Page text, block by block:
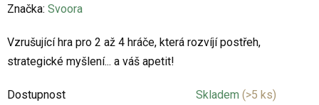
hodnocení
je
0,0
Značka: Svoora
Vzrušující hra pro 2 až 4 hráče, která rozvíjí postřeh,
strategické myšlení... a váš apetit!
Dostupnost Skladem (>5 ks)